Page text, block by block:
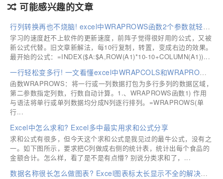
可能感兴趣的文章
行列转换再也不烧脑! excel中WRAPROWS函数2个参数就轻松解决
学习的速度赶不上软件的更新速度，前阵子觉得很好用的公式，又被
新公式代替。旧文章新解法，每10行复制，转置，变成右边的效果。
最开始的公式：=INDEX($A:$A,ROW(A1)*10-10+COLUMN(A1))...
一行轻松变多行! 一文看懂excel中WRAPCOLS和WRAPROWS函数
函数WRAPROWS：将一行或一列数据打包为多行多列的数据区域，
第二参数指定列数，行数自动计算。1.、WRAPROWS函数1) 作用
与语法将单行或单列数据均分成N列逐行排列。=WRAPROWS(单
行...
Excel中怎么求和? Excel多中最实用求和公式分享
求和公式有很多，但今天这个求和公式是我见过的最牛公式，没有之
一。如下图所示，要求把C列做成右侧的统计表，统计出每个食品的
金额合计。怎么样，看了是不是有点懵? 别说分类求和了，...
数据名称很长怎么做图表? Excel图表标太长显示不全的解决办法